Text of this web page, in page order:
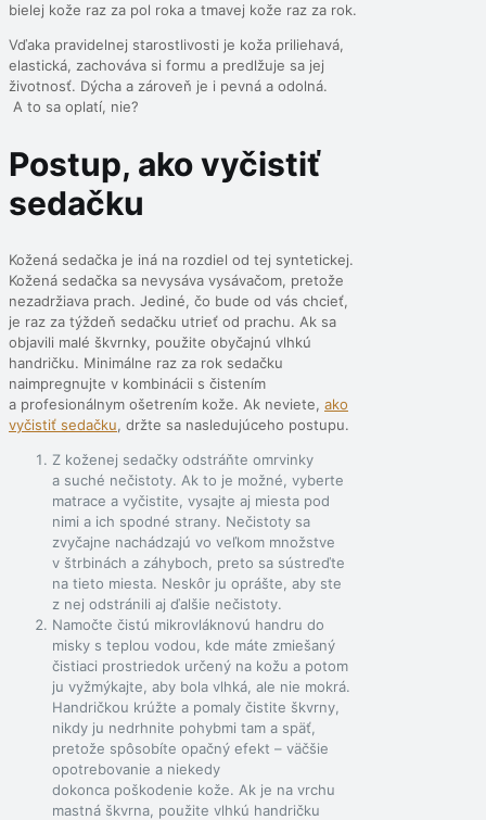
bielej kože raz za pol roka a tmavej kože raz za rok.
Vďaka pravidelnej starostlivosti je koža priliehavá,
elastická, zachováva si formu a predlžuje sa jej
životnosť. Dýcha a zároveň je i pevná a odolná.
A to sa oplatí, nie?
Postup, ako vyčistiť
sedačku
Kožená sedačka je iná na rozdiel od tej syntetickej.
Kožená sedačka sa nevysáva vysávačom, pretože
nezadržiava prach. Jediné, čo bude od vás chcieť,
je raz za týždeň sedačku utrieť od prachu. Ak sa
objavili malé škvrnky, použite obyčajnú vlhkú
handričku. Minimálne raz za rok sedačku
naimpregnujte v kombinácii s čistením
a profesionálnym ošetrením kože. Ak neviete, ako
vyčistiť sedačku, držte sa nasledujúceho postupu.
Z koženej sedačky odstráňte omrvinky
a suché nečistoty. Ak to je možné, vyberte
matrace a vyčistite, vysajte aj miesta pod
nimi a ich spodné strany. Nečistoty sa
zvyčajne nachádzajú vo veľkom množstve
v štrbinách a záhyboch, preto sa sústreďte
na tieto miesta. Neskôr ju oprášte, aby ste
z nej odstránili aj ďalšie nečistoty.
Namočte čistú mikrovláknovú handru do
misky s teplou vodou, kde máte zmiešaný
čistiaci prostriedok určený na kožu a potom
ju vyžmýkajte, aby bola vlhká, ale nie mokrá.
Handričkou krúžte a pomaly čistite škvrny,
nikdy ju nedrhnite pohybmi tam a späť,
pretože spôsobíte opačný efekt – väčšie
opotrebovanie a niekedy
dokonca poškodenie kože. Ak je na vrchu
mastná škvrna, použite vlhkú handričku